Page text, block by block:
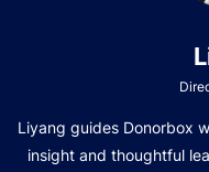
Liyang guides Donorbox
insight and thoughtful